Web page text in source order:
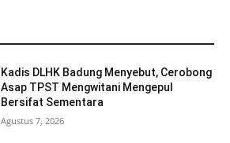
Kadis DLHK Badung Menyebut, Cerobong
Asap TPST Mengwitani Mengepul
Bersifat Sementara
Agustus 7, 2026